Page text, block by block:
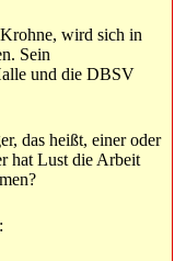
wird sich in
Sein
und die DBSV
das heißt, einer oder
hat Lust die Arbeit